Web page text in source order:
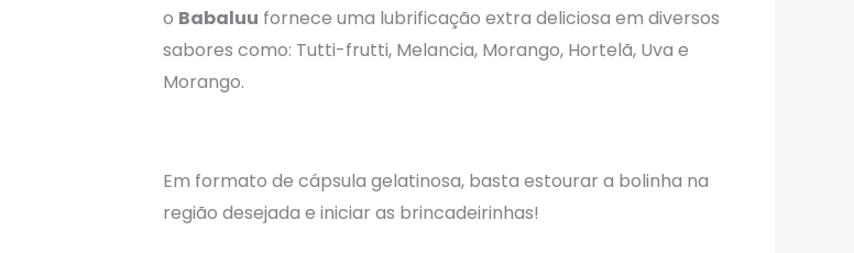
o Babaluu fornece uma lubrificação extra deliciosa em diversos
sabores como: Tutti-frutti, Melancia, Morango, Hortelã, Uva e
Morango.
Em formato de cápsula gelatinosa, basta estourar a bolinha na
região desejada e iniciar as brincadeirinhas!